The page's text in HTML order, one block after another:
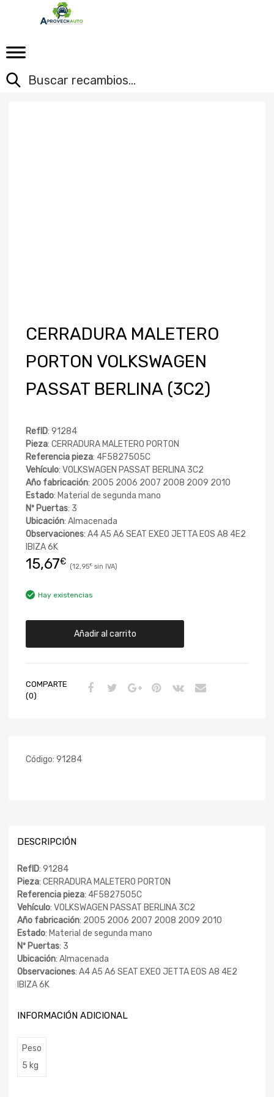
CERRADURA MALETERO
PORTON VOLKSWAGEN
PASSAT BERLINA (3C2)
RefID: 91284
Pieza: CERRADURA MALETERO PORTON
Referencia pieza: 4F5827505C
Vehículo: VOLKSWAGEN PASSAT BERLINA 3C2
Año fabricación: 2005 2006 2007 2008 2009 2010
Estado: Material de segunda mano
Nº Puertas: 3
Ubicación: Almacenada
Observaciones: A4 A5 A6 SEAT EXEO JETTA EOS A8 4E2
IBIZA 6K
15,67€ 12,95€
Hay existencias
Añadir al carrito
COMPARTE
(0)
Código: 91284
DESCRIPCIÓN
RefID: 91284
Pieza: CERRADURA MALETERO PORTON
Referencia pieza: 4F5827505C
Vehículo: VOLKSWAGEN PASSAT BERLINA 3C2
Año fabricación: 2005 2006 2007 2008 2009 2010
Estado: Material de segunda mano
Nº Puertas: 3
Ubicación: Almacenada
Observaciones: A4 A5 A6 SEAT EXEO JETTA EOS A8 4E2
IBIZA 6K
INFORMACIÓN ADICIONAL
Peso
5 kg